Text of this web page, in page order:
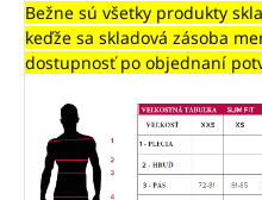
Bežne sú všetky produkty
keďže sa skladová zásoba
dostupnosť po objednaní